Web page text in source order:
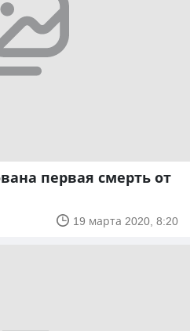
первая смерть от
19 марта 2020, 8:20